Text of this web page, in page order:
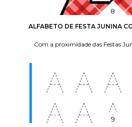
ALFABETO DE FESTA JUNINA
Com a proximidade das Festas